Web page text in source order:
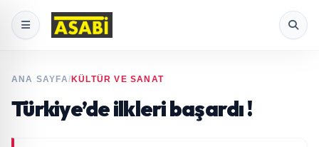
ANA SAYFA/ KÜLTÜR VE SANAT
Türkiye’de ilkleri başardı !